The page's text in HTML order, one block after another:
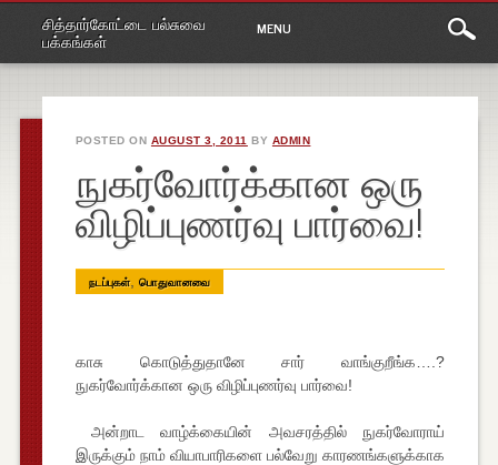
சித்தார்கோட்டை பல்சுவை
பக்கங்கள்
Main
menu
content
MENU
POSTED ON AUGUST 3, 2011 BY ADMIN
நுகர்வோர்க்கான ஒரு
விழிப்புணர்வு பார்வை!
நடப்புகள், பொதுவானவை
காசு கொடுத்துதானே சார் வாங்குறீங்க….?
நுகர்வோர்க்கான ஒரு விழிப்புணர்வு பார்வை!
அன்றாட வாழ்க்கையின் அவசரத்தில் நுகர்வோராய்
இருக்கும் நாம் வியாபாரிகளை பல்வேறு காரணங்களுக்காக